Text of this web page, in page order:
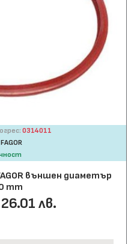
0314011
FAGOR
външен диаметър
mm
лв.